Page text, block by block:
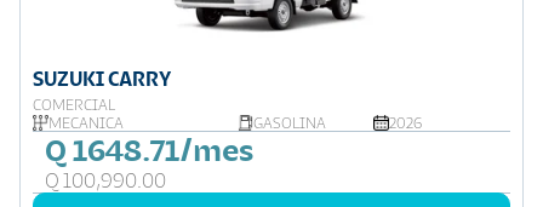
SUZUKI CARRY
COMERCIAL
MECANICA
GASOLINA 2026
Q 1648.71/mes
Q 100,990.00